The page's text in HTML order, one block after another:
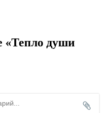
«Тепло души